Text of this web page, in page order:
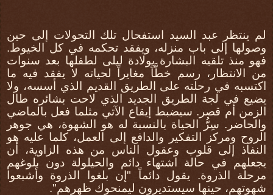
لم ينتظر عبد السيد استفحال تلك التحولات إلى حين
وصولها إلى باب منزله، ويفقد تحكمه في كل الخيوط.
فهو منذ تلقيه البشارة بولادة ليلى لطفلها بعد سنوات
من الانتظار، رسم خطَّاً مغايراً لحياته لا يفقد فيه ما
اكتسبه في رحلته على الطريق القديم الذي أسسه، ولا
يضيع في لجة الطريق الجديد الذي لاحت بشائره طال
الزمن أم قصر. سيضبط إيقاع الآتي مثلما فعل بالماضي
والحاضر. سِرُّ الحياة بالنسبة له هو الشهوة، هي جوهر
الروح ومركز التفكير والدافع إلى العمل، كلما عليه هو
النفاذ إلى قلوب وعقول الناس من هذه الزاوية، أن
يجعلهم في حالة اشتهاء دائم والحيلولة دون بلوغهم
مرحلة الذروة. يقول دائماً "إن بلغوا الذروة وأشبعوا
شهوتهم، حينها سيستديرون ليمنحوك ظهرهم".